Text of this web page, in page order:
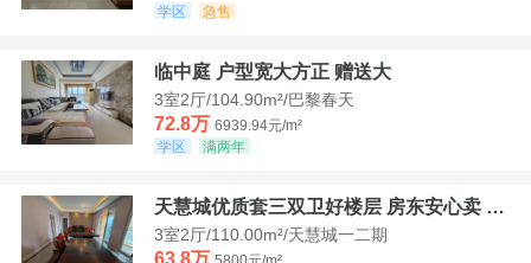
学区
急售
临中庭 户型宽大方正 赠送大
3室2厅/104.90m²/巴黎春天
72.8万 6939.94元/m²
学区
满两年
天慧城优质套三双卫好楼层 房东安心卖 价格好谈
3室2厅/110.00m²/天慧城一二期
63.8万